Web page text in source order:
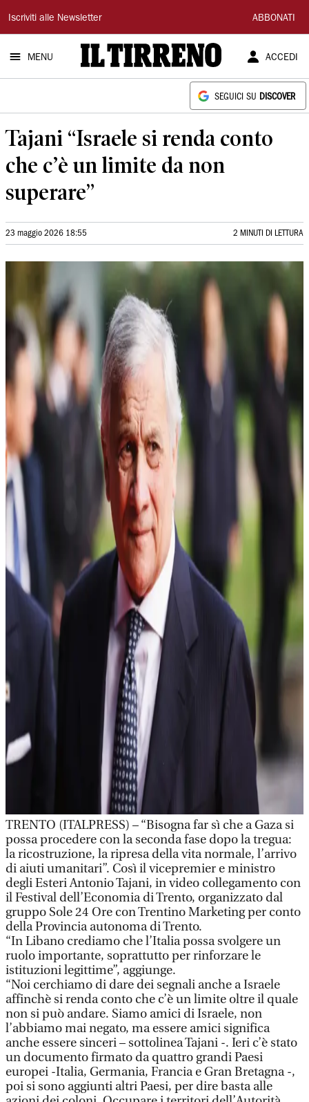
Il
Tirreno
Iscriviti alle Newsletter ABBONATI
MENU ACCEDI
SEGUICI SU DISCOVER
Tajani “Israele si renda conto
che c’è un limite da non
superare”
23 maggio 2026 18:55 2 MINUTI DI LETTURA
TRENTO (ITALPRESS) – “Bisogna far sì che a Gaza si
possa procedere con la seconda fase dopo la tregua:
la ricostruzione, la ripresa della vita normale, l’arrivo
di aiuti umanitari”. Così il vicepremier e ministro
degli Esteri Antonio Tajani, in video collegamento con
il Festival dell’Economia di Trento, organizzato dal
gruppo Sole 24 Ore con Trentino Marketing per conto
della Provincia autonoma di Trento.
“In Libano crediamo che l’Italia possa svolgere un
ruolo importante, soprattutto per rinforzare le
istituzioni legittime”, aggiunge.
“Noi cerchiamo di dare dei segnali anche a Israele
affinchè si renda conto che c’è un limite oltre il quale
non si può andare. Siamo amici di Israele, non
l’abbiamo mai negato, ma essere amici significa
anche essere sinceri – sottolinea Tajani -. Ieri c’è stato
un documento firmato da quattro grandi Paesi
europei -Italia, Germania, Francia e Gran Bretagna -,
poi si sono aggiunti altri Paesi, per dire basta alle